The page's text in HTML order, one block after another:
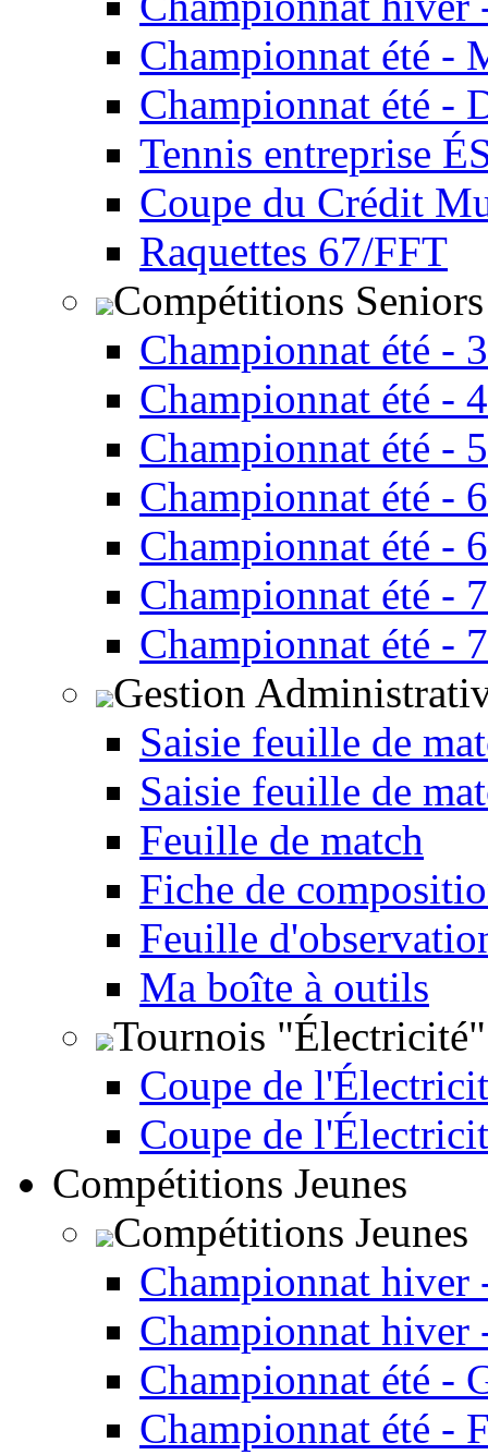
Championnat été -
Championnat été -
Tennis entreprise
Coupe du Crédit
Raquettes 67/FFT
Compétitions
Championnat été -
Championnat été -
Championnat été -
Championnat été -
Championnat été -
Championnat été -
Championnat été -
Gestion
Saisie feuille de
Saisie feuille de
Feuille de match
Fiche de
Feuille
Ma boîte à outils
Tournois "Électricité"
Coupe de
Coupe de
Compétitions Jeunes
Compétitions Jeunes
Championnat hiver
Championnat hiver
Championnat été -
Championnat été -